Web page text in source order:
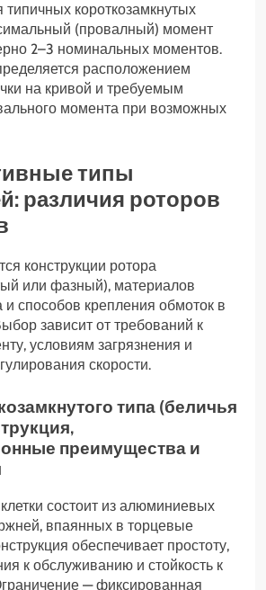
короткозамкнутых
(провалный) момент
2–3 номинальных моментов.
расположением
на кривой и требуемым
момента при возможных
типы
различия роторов
конструкции ротора
или фазный), материалов
и способов крепления обмоток в
зависит от требований к
условиям загрязнения и
скорости.
типа (беличья
преимущества и
состоит из алюминиевых
впаянных в торцевые
обеспечивает простоту,
к обслуживанию и стойкость к
— фиксированная